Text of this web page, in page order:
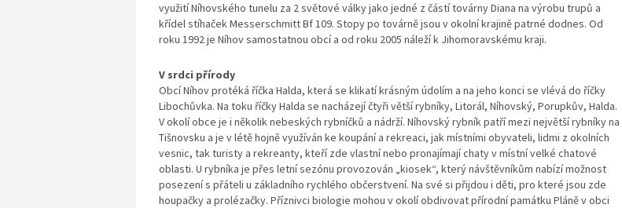
využití Níhovského tunelu za 2 světové války jako jedné z částí továrny Diana na výrobu trupů a
křídel stíhaček Messerschmitt Bf 109. Stopy po továrně jsou v okolní krajině patrné dodnes. Od
roku 1992 je Níhov samostatnou obcí a od roku 2005 náleží k Jihomoravskému kraji.
V srdci přírody
Obcí Níhov protéká říčka Halda, která se klikatí krásným údolím a na jeho konci se vlévá do říčky
Libochůvka. Na toku říčky Halda se nacházejí čtyři větší rybníky, Litorál, Níhovský, Porupkův, Halda.
V okolí obce je i několik nebeských rybníčků a nádrží. Níhovský rybník patří mezi největší rybníky na
Tišnovsku a je v létě hojně využíván ke koupání a rekreaci, jak místními obyvateli, lidmi z okolních
vesnic, tak turisty a rekreanty, kteří zde vlastní nebo pronajímají chaty v místní velké chatové
oblasti. U rybníka je přes letní sezónu provozován „kiosek“, který návštěvníkům nabízí možnost
posezení s přáteli u základního rychlého občerstvení. Na své si přijdou i děti, pro které jsou zde
houpačky a prolézačky. Příznivci biologie mohou v okolí obdivovat přírodní památku Pláně v obci